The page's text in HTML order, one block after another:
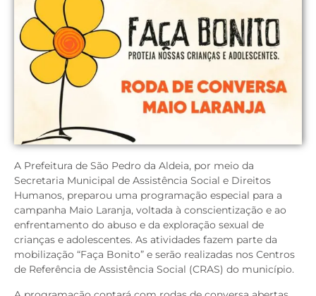
A Prefeitura de São Pedro da Aldeia, por meio da
Secretaria Municipal de Assistência Social e Direitos
Humanos, preparou uma programação especial para a
campanha Maio Laranja, voltada à conscientização e ao
enfrentamento do abuso e da exploração sexual de
crianças e adolescentes. As atividades fazem parte da
mobilização “Faça Bonito” e serão realizadas nos Centros
de Referência de Assistência Social (CRAS) do município.